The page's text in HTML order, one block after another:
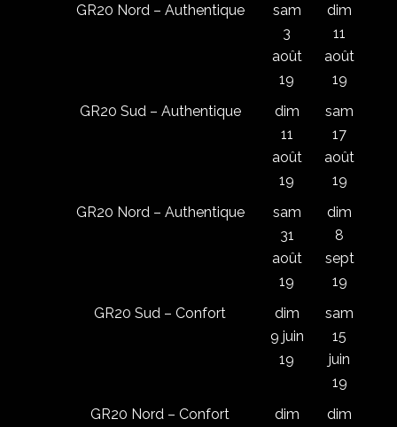
GR20 Nord – Authentique
sam
3
août
19
dim
11
août
19
GR20 Sud – Authentique
dim
11
août
19
sam
17
août
19
GR20 Nord – Authentique
sam
31
août
19
dim
8
sept
19
GR20 Sud – Confort
dim
9 juin
19
sam
15
juin
19
GR20 Nord – Confort
dim
dim